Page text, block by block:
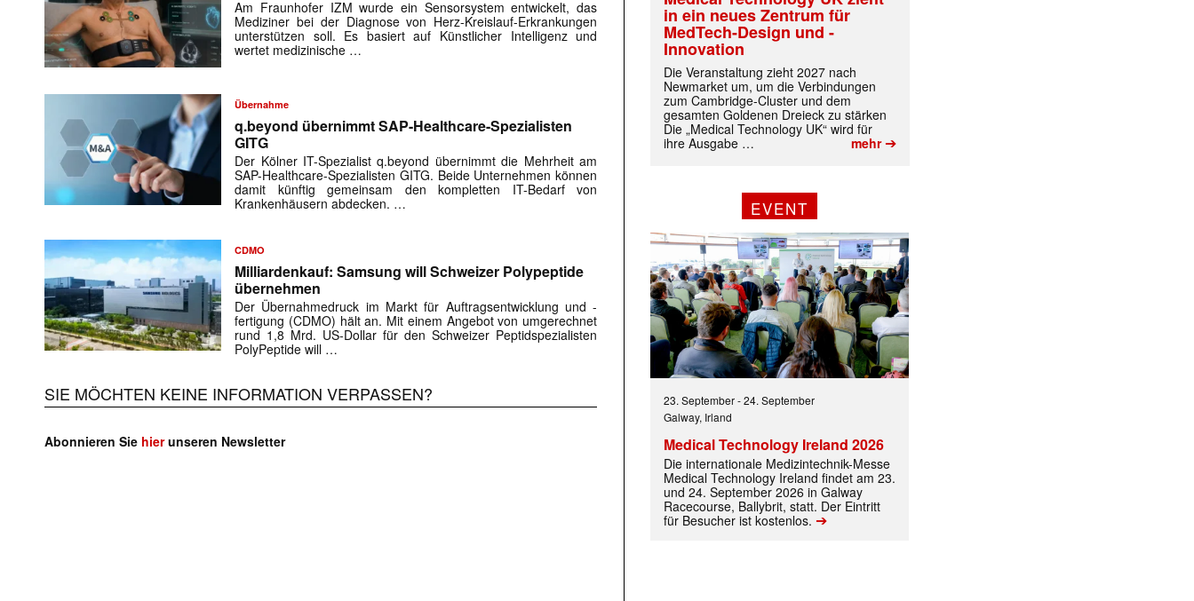
Mit dem |transkript-Newsletter jede Woche aktuell informiert.
Am Fraunhofer IZM wurde ein Sensorsystem entwickelt, das
Mediziner bei der Diagnose von Herz-Kreislauf-Erkrankungen
unterstützen soll. Es basiert auf Künstlicher Intelligenz und
wertet medizinische …
Übernahme
q.beyond übernimmt SAP-Healthcare-Spezialisten
GITG
Der Kölner IT-Spezialist q.beyond übernimmt die Mehrheit am
SAP-Healthcare-Spezialisten GITG. Beide Unternehmen können
damit künftig gemeinsam den kompletten IT-Bedarf von
Krankenhäusern abdecken. …
CDMO
Milliardenkauf: Samsung will Schweizer Polypeptide
übernehmen
Der Übernahmedruck im Markt für Auftragsentwicklung und -
fertigung (CDMO) hält an. Mit einem Angebot von umgerechnet
rund 1,8 Mrd. US-Dollar für den Schweizer Peptidspezialisten
PolyPeptide will …
SIE MÖCHTEN KEINE INFORMATION VERPASSEN?
Abonnieren Sie hierunseren Newsletter
in ein neues Zentrum für
MedTech-Design und -
Innovation
Die Veranstaltung zieht 2027 nach
Newmarket um, um die Verbindungen
zum Cambridge-Cluster und dem
gesamten Goldenen Dreieck zu stärken
Die „Medical Technology UK“ wird für
ihre Ausgabe …
mehr➔
EVENT
23. September-24. September
Galway, Irland
Medical Technology Ireland 2026
Die internationale Medizintechnik-Messe
Medical Technology Ireland findet am 23.
und 24. September 2026 in Galway
Racecourse, Ballybrit, statt. Der Eintritt
für Besucher ist kostenlos. ➔